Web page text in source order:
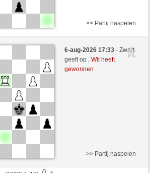
(1211) (-14)
side + 3 seconds/move
>> Partij naspelen
6-aug-2026 17:33- Zwart
geeft op ,Wit heeft
gewonnen
>> Partij naspelen